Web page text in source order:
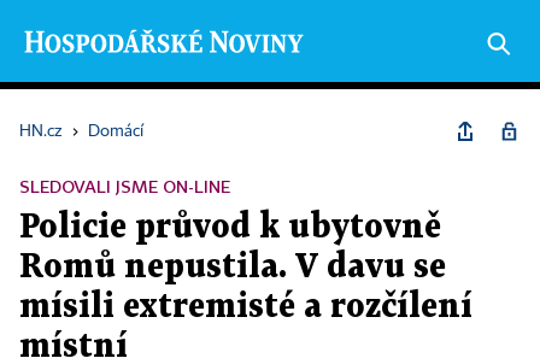
HN.cz › Domácí
SLEDOVALI JSME ON-LINE
Policie průvod k ubytovně
Romů nepustila. V davu se
mísili extremisté a rozčílení
místní